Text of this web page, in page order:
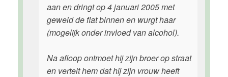
aan en dringt op 4 januari 2005 met
geweld de flat binnen en wurgt haar
(mogelijk onder invloed van alcohol).
Na afloop ontmoet hij zijn broer op straat
en vertelt hem dat hij zijn vrouw heeft